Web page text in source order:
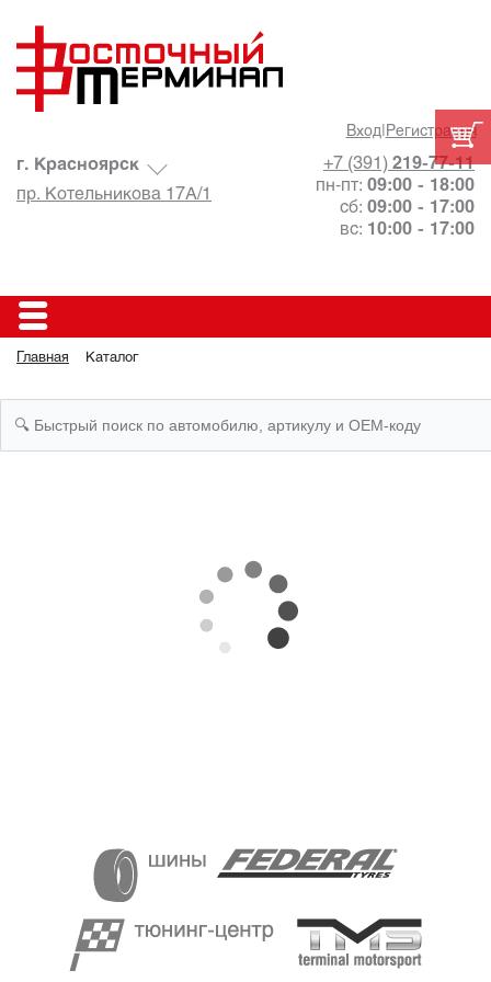
Вход| Регистрация
+7 (391) 219-77-11
пн-пт: 09:00 - 18:00
сб: 09:00 - 17:00
вс: 10:00 - 17:00
г. Красноярск
пр. Котельникова 17А/1
Главная Каталог